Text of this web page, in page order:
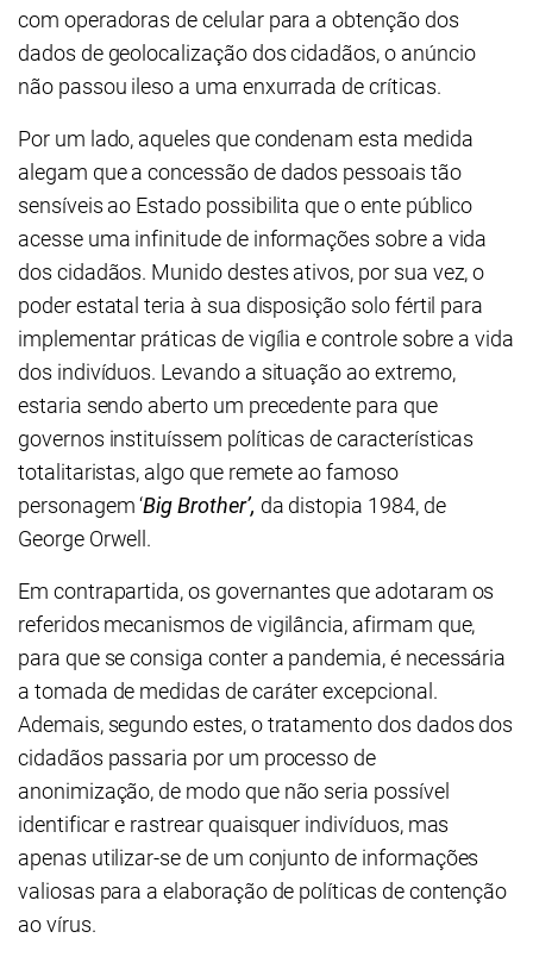
com operadoras de celular para a obtenção dos
dados de geolocalização dos cidadãos, o anúncio
não passou ileso a uma enxurrada de críticas.
Por um lado, aqueles que condenam esta medida
alegam que a concessão de dados pessoais tão
sensíveis ao Estado possibilita que o ente público
acesse uma infinitude de informações sobre a vida
dos cidadãos. Munido destes ativos, por sua vez, o
poder estatal teria à sua disposição solo fértil para
implementar práticas de vigília e controle sobre a vida
dos indivíduos. Levando a situação ao extremo,
estaria sendo aberto um precedente para que
governos instituíssem políticas de características
totalitaristas, algo que remete ao famoso
personagem ‘Big Brother’, da distopia 1984, de
George Orwell.
Em contrapartida, os governantes que adotaram os
referidos mecanismos de vigilância, afirmam que,
para que se consiga conter a pandemia, é necessária
a tomada de medidas de caráter excepcional.
Ademais, segundo estes, o tratamento dos dados dos
cidadãos passaria por um processo de
anonimização, de modo que não seria possível
identificar e rastrear quaisquer indivíduos, mas
apenas utilizar-se de um conjunto de informações
valiosas para a elaboração de políticas de contenção
ao vírus.